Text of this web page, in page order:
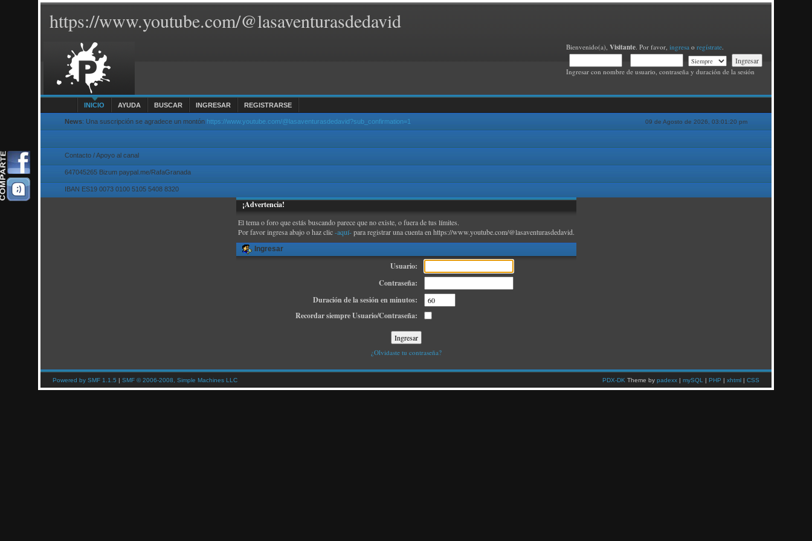
https://www.youtube.com/@lasaventurasdedavid
Bienvenido(a), Visitante. Por favor, ingresao regístrate.
Ingresar con nombre de usuario, contraseña y duración de la sesión
INICIO AYUDA BUSCAR INGRESAR REGISTRARSE
09 de Agosto de 2026, 03:01:20 pm
News: Una suscripción se agradece un montón https://www.youtube.com/@lasaventurasdedavid?sub_confirmation=1
Contacto / Apoyo al canal
647045265 Bizum paypal.me/RafaGranada
IBAN ES19 0073 0100 5105 5408 8320
¡Advertencia!
El tema o foro que estás buscando parece que no existe, o fuera de tus límites.
Por favor ingresa abajo o haz clic-aquí-para registrar una cuenta en https://www.youtube.com/@lasaventurasdedavid.
Ingresar
Usuario:
Contraseña:
Duración de la sesión en minutos:
Recordar siempre Usuario/Contraseña:
¿Olvidaste tu contraseña?
Powered by SMF 1.1.5 |SMF © 2006-2008, Simple Machines LLC PDX-DK Theme by padexx| mySQL | PHP | xhtml| CSS